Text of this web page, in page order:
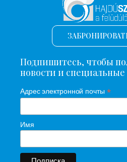
Подпишитесь, чтобы
новости и
Адрес электронной почты *
Имя